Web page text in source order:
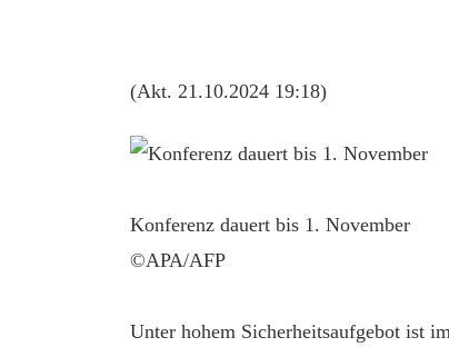
(Akt. 21.10.2024 19:18)
Konferenz dauert bis 1. November
©APA/AFP
Unter hohem Sicherheitsaufgebot ist